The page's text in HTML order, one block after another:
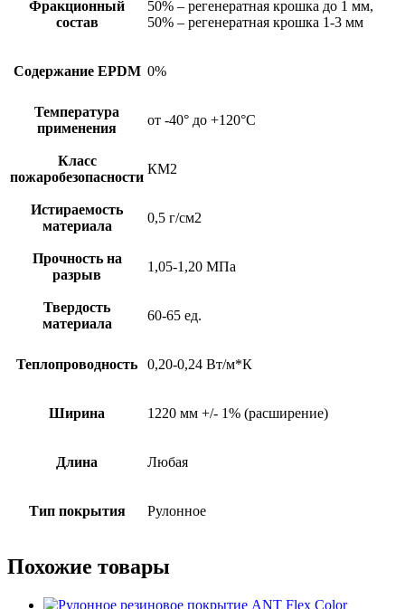
Фракционный
состав
50% – регенератная крошка до 1 мм,
50% – регенератная крошка 1-3 мм
Содержание EPDM 0%
Температура
применения
от -40° до +120°С
Класс
пожаробезопасности
КМ2
Истираемость
материала
0,5 г/см2
Прочность на
разрыв
1,05-1,20 МПа
Твердость
материала
60-65 ед.
Теплопроводность 0,20-0,24 Вт/м*К
Ширина 1220 мм +/- 1% (расширение)
Длина Любая
Тип покрытия Рулонное
Похожие товары